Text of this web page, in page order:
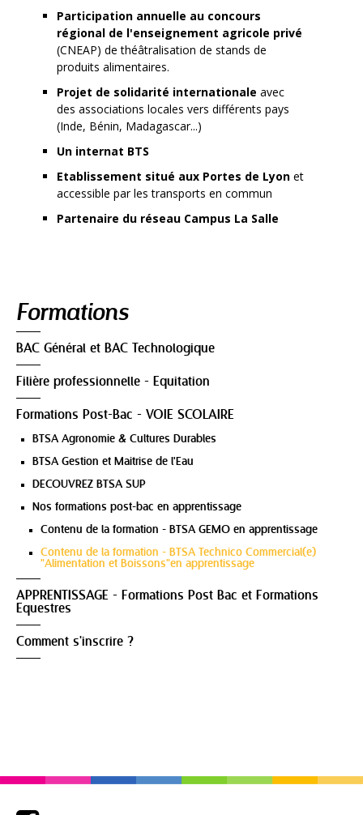
Participation annuelle au concours
régional de l'enseignement agricole privé
(CNEAP) de théâtralisation de stands de
produits alimentaires.
Projet de solidarité internationale avec
des associations locales vers différents pays
(Inde, Bénin, Madagascar...)
Un internat BTS
Etablissement situé aux Portes de Lyon et
accessible par les transports en commun
Partenaire du réseau Campus La Salle
Formations
BAC Général et BAC Technologique
Filière professionnelle - Equitation
Formations Post-Bac - VOIE SCOLAIRE
BTSA Agronomie & Cultures Durables
BTSA Gestion et Maitrise de l'Eau
DECOUVREZ BTSA SUP
Nos formations post-bac en apprentissage
Contenu de la formation - BTSA GEMO en apprentissage
Contenu de la formation - BTSA Technico Commercial(e)
"Alimentation et Boissons"en apprentissage
APPRENTISSAGE - Formations Post Bac et Formations
Equestres
Comment s'inscrire ?